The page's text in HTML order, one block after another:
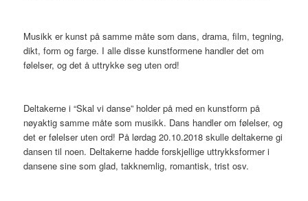
Musikk er kunst på samme måte som dans, drama, film, tegning,
dikt, form og farge. I alle disse kunstformene handler det om
følelser, og det å uttrykke seg uten ord!
Deltakerne i “Skal vi danse” holder på med en kunstform på
nøyaktig samme måte som musikk. Dans handler om følelser, og
det er følelser uten ord! På lørdag 20.10.2018 skulle deltakerne gi
dansen til noen. Deltakerne hadde forskjellige uttrykksformer i
dansene sine som glad, takknemlig, romantisk, trist osv.